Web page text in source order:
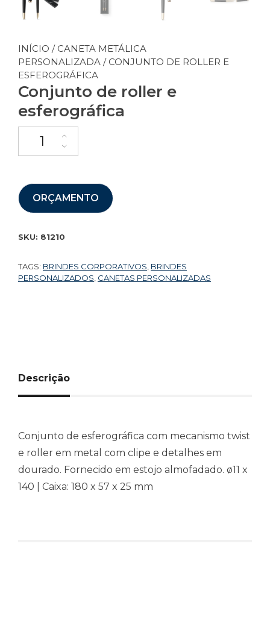
INÍCIO / CANETA METÁLICA
PERSONALIZADA / CONJUNTO DE ROLLER E
ESFEROGRÁFICA
Conjunto de roller e
esferográfica
ORÇAMENTO
SKU: 81210
TAGS: BRINDES CORPORATIVOS BRINDES
PERSONALIZADOS CANETAS PERSONALIZADAS
Descrição
Conjunto de esferográfica com mecanismo twist
e roller em metal com clipe e detalhes em
dourado. Fornecido em estojo almofadado. ø11 x
140 | Caixa: 180 x 57 x 25 mm